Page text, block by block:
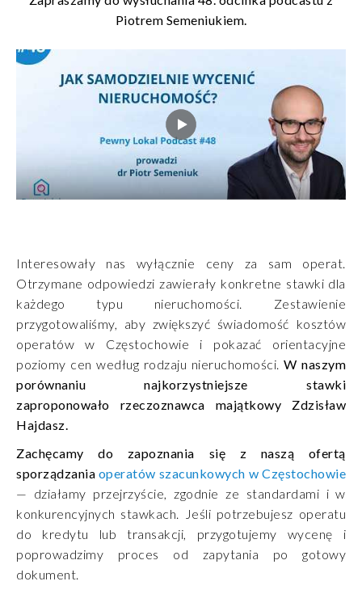
Piotrem Semeniukiem.
Interesowały nas wyłącznie ceny za sam operat.
Otrzymane odpowiedzi zawierały konkretne stawki dla
każdego typu nieruchomości. Zestawienie
przygotowaliśmy, aby zwiększyć świadomość kosztów
operatów w Częstochowie i pokazać orientacyjne
poziomy cen według rodzaju nieruchomości. W naszym
porównaniu najkorzystniejsze stawki
zaproponowało rzeczoznawca majątkowy Zdzisław
Hajdasz.
Zachęcamy do zapoznania się z naszą ofertą
sporządzania operatów szacunkowych w Częstochowie
— działamy przejrzyście, zgodnie ze standardami i w
konkurencyjnych stawkach. Jeśli potrzebujesz operatu
do kredytu lub transakcji, przygotujemy wycenę i
poprowadzimy proces od zapytania po gotowy
dokument.